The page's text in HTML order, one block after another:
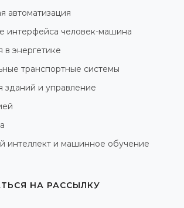
автоматизация
интерфейса человек-машина
в энергетике
транспортные системы
зданий и управление
интеллект и машинное обучение
НА РАССЫЛКУ